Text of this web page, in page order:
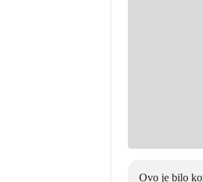
Ovo je bilo